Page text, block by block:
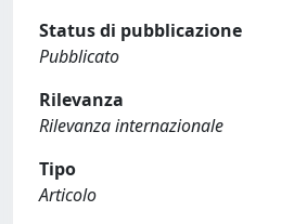
Status di pubblicazione
Pubblicato
Rilevanza
Rilevanza internazionale
Tipo
Articolo